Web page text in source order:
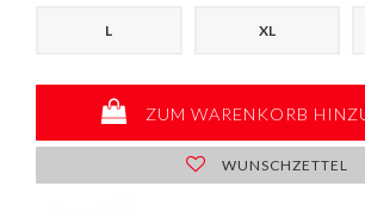
L XL
ZUM WARENKORB
WUNSCHZETTEL